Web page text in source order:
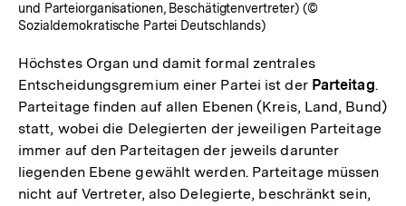
und Parteiorganisationen, Beschätigtenvertreter) (©
Sozialdemokratische Partei Deutschlands)
Höchstes Organ und damit formal zentrales
Entscheidungsgremium einer Partei ist der Parteitag.
Parteitage finden auf allen Ebenen (Kreis, Land, Bund)
statt, wobei die Delegierten der jeweiligen Parteitage
immer auf den Parteitagen der jeweils darunter
liegenden Ebene gewählt werden. Parteitage müssen
nicht auf Vertreter, also Delegierte, beschränkt sein,